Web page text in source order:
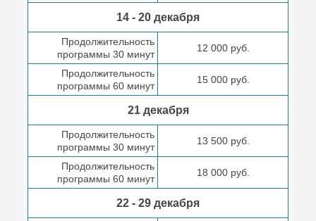
14 - 20 декабря
Продолжительность
программы 30 минут
12 000 руб.
Продолжительность
программы 60 минут
15 000 руб.
21 декабря
Продолжительность
программы 30 минут
13 500 руб.
Продолжительность
программы 60 минут
18 000 руб.
22 - 29 декабря